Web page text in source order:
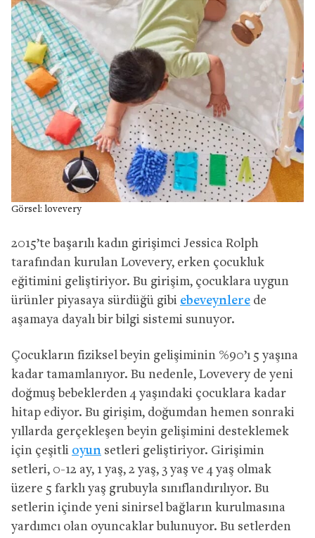
Görsel: lovevery
2015’te başarılı kadın girişimci Jessica Rolph
tarafından kurulan Lovevery, erken çocukluk
eğitimini geliştiriyor. Bu girişim, çocuklara uygun
ürünler piyasaya sürdüğü gibi ebeveynlere de
aşamaya dayalı bir bilgi sistemi sunuyor.
Çocukların fiziksel beyin gelişiminin %90’ı 5 yaşına
kadar tamamlanıyor. Bu nedenle, Lovevery de yeni
doğmuş bebeklerden 4 yaşındaki çocuklara kadar
hitap ediyor. Bu girişim, doğumdan hemen sonraki
yıllarda gerçekleşen beyin gelişimini desteklemek
için çeşitli oyun setleri geliştiriyor. Girişimin
setleri, 0-12 ay, 1 yaş, 2 yaş, 3 yaş ve 4 yaş olmak
üzere 5 farklı yaş grubuyla sınıflandırılıyor. Bu
setlerin içinde yeni sinirsel bağların kurulmasına
yardımcı olan oyuncaklar bulunuyor. Bu setlerden